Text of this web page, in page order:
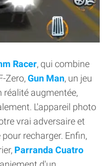
Racer, qui combine
Zero,Gun Man, un jeu
réalité augmentée,
L'appareil photo
vrai adversaire et
recharger. Enfin,
Parranda Cuatro